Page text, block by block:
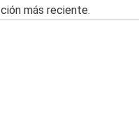
más reciente.